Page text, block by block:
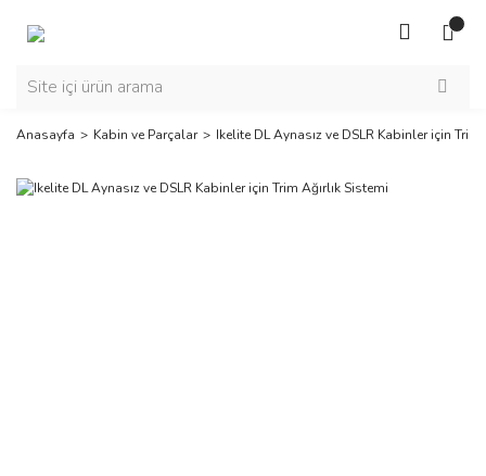
Anasayfa Kabin ve Parçalar Ikelite DL Aynasız ve DSLR Kabinler için Trim